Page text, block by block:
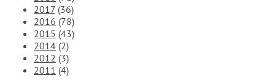
2017 (36)
2016 (78)
2015 (43)
2014 (2)
2012 (3)
2011 (4)